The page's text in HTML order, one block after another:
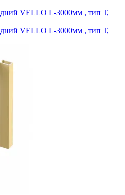
VELLO L-3000мм , тип Т,
VELLO L-3000мм , тип Т,